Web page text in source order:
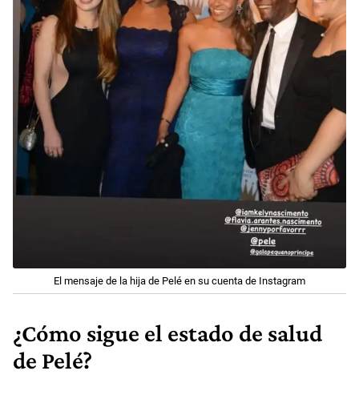
El mensaje de la hija de Pelé en su cuenta de Instagram
¿Cómo sigue el estado de salud
de Pelé?